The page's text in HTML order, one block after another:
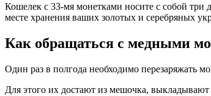
Кошелек с 33-мя монетками носите с собой три
месте хранения ваших золотых и серебряных
Как обращаться с медными
Один раз в полгода необходимо перезаряжать
Для этого их достают из мешочка,